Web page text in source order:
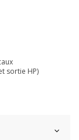
sortie HP)